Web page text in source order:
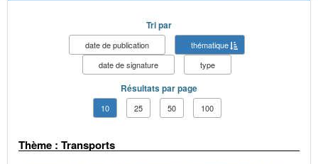
Tri par
date de publication
thématique
date de signature
type
Résultats par page
10 25 50 100
Thème : Transports